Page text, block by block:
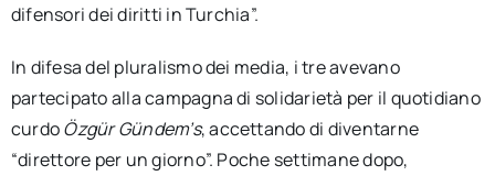
difensori dei diritti in Turchia”.
In difesa del pluralismo dei media, i tre avevano
partecipato alla campagna di solidarietà per il quotidiano
curdoÖzgür Gündem’s, accettando di diventarne
“direttore per un giorno”. Poche settimane dopo,